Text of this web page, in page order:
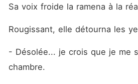
Sa voix froide la ramena à la
Rougissant, elle détourna les
- Désolée... je crois que je me
chambre.